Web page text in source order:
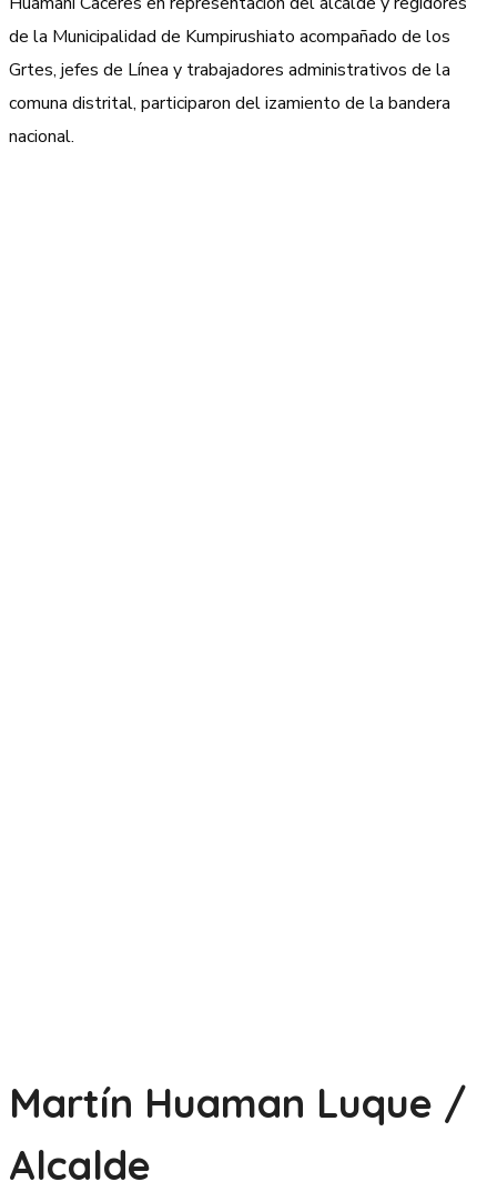
de la Municipalidad de Kumpirushiato acompañado de los
Grtes, jefes de Línea y trabajadores administrativos de la
comuna distrital, participaron del izamiento de la bandera
nacional.
Martín Huaman Luque /
Alcalde